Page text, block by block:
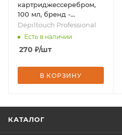
картриджессеребром,
100 мл, бренд -
Depiltouch Professional
Depiltouch Professional
Есть в наличии
270 ₽/шт
В КОРЗИНУ
КАТАЛОГ